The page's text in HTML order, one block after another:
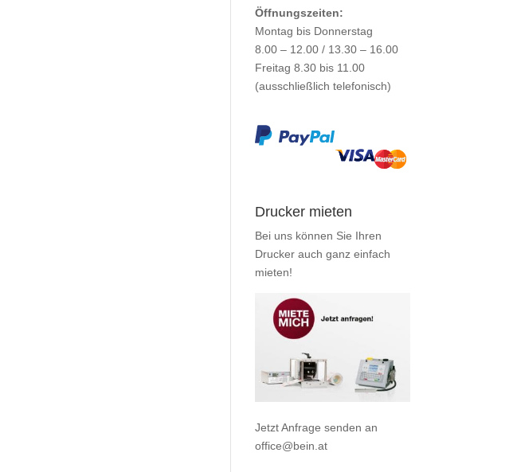
Öffnungszeiten:
Montag bis Donnerstag
8.00 – 12.00 / 13.30 – 16.00
Freitag 8.30 bis 11.00
(ausschließlich telefonisch)
Drucker mieten
Bei uns können Sie Ihren
Drucker auch ganz einfach
mieten!
Jetzt Anfrage senden an
office@bein.at